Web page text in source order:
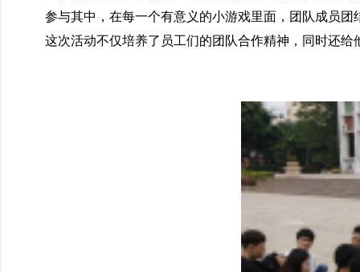
参与其中，在每一个有意义的小游戏里面，团队成员
这次活动不仅培养了员工们的团队合作精神，同时还